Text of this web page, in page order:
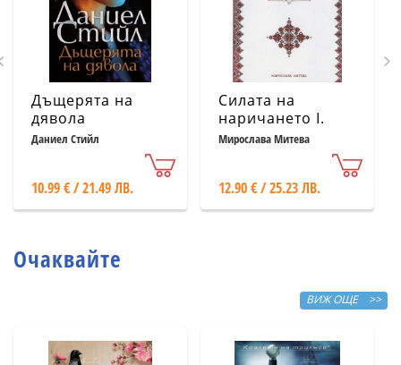
Дъщерята на
дявола
Даниел Стийл
10.99 € / 21.49 ЛВ.
Силата на
наричането І.
Тайната на
български
обичаи, които
Мирослава Митева
12.90 € / 25.23 ЛВ.
Очаквайте
ВИЖ ОЩЕ >>